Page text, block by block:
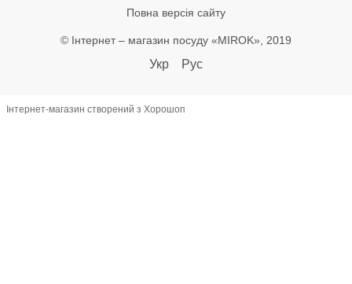
Повна версія сайту
© Інтернет – магазин посуду «MIROK», 2019
Укр Рус
Інтернет-магазин створений з Хорошоп